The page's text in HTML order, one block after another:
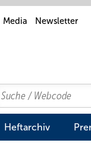
Media Newsletter
Search
Suchen
Heftarchiv